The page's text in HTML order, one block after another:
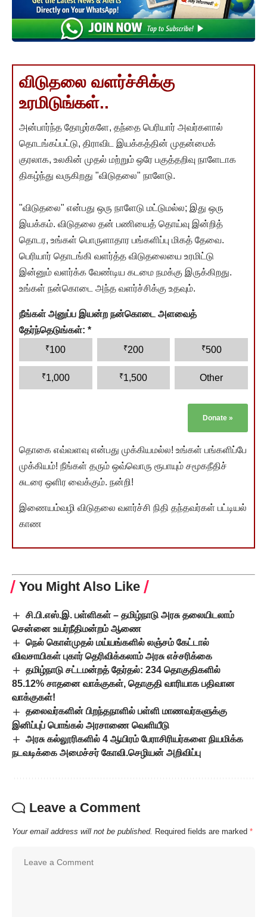
விடுதலை வளர்ச்சிக்கு
உரமிடுங்கள்..
அன்பார்ந்த தோழர்களே, தந்தை பெரியார் அவர்களால்
தொடங்கப்பட்டு, திராவிட இயக்கத்தின் முதன்மைக்
குரலாக, உலகின் முதல் மற்றும் ஒரே பகுத்தறிவு நாளேடாக
திகழ்ந்து வருகிறது "விடுதலை" நாளேடு.
"விடுதலை" என்பது ஒரு நாளேடு மட்டுமல்ல; இது ஒரு
இயக்கம். விடுதலை தன் பணியைத் தொய்வு இன்றித்
தொடர, உங்கள் பொருளாதார பங்களிப்பு மிகத் தேவை.
பெரியார் தொடங்கி வளர்த்த விடுதலையை உரமிட்டு
இன்னும் வளர்க்க வேண்டிய கடமை நமக்கு இருக்கிறது.
உங்கள் நன்கொடை அந்த வளர்ச்சிக்கு உதவும்.
நீங்கள் அனுப்ப இயன்ற நன்கொடை அளவைத்
தேர்ந்தெடுங்கள்: *
₹100 ₹200 ₹500
₹1,000 ₹1,500 Other
Donate »
தொகை எவ்வளவு என்பது முக்கியமல்ல! உங்கள் பங்களிப்பே
முக்கியம்! நீங்கள் தரும் ஒவ்வொரு ரூபாயும் சமூகநீதிச்
சுடரை ஒளிர வைக்கும். நன்றி!
இணையம்வழி விடுதலை வளர்ச்சி நிதி தந்தவர்கள் பட்டியல்
காண
You Might Also Like
சி.பி.எஸ்.இ. பள்ளிகள் – தமிழ்நாடு அரசு தலையிடலாம்
சென்னை உயர்நீதிமன்றம் ஆணை
நெல் கொள்முதல் மய்யங்களில் லஞ்சம் கேட்டால்
விவசாயிகள் புகார் தெரிவிக்கலாம் அரசு எச்சரிக்கை
தமிழ்நாடு சட்டமன்றத் தேர்தல்: 234 தொகுதிகளில்
85.12% சாதனை வாக்குகள், தொகுதி வாரியாக பதிவான
வாக்குகள்!
தலைவர்களின் பிறந்தநாளில் பள்ளி மாணவர்களுக்கு
இனிப்புப் பொங்கல் அரசாணை வெளியீடு
அரசு கல்லூரிகளில் 4 ஆயிரம் பேராசிரியர்களை நியமிக்க
நடவடிக்கை அமைச்சர் கோவி.செழியன் அறிவிப்பு
Leave a Comment
Your email address will not be published. Required fields are marked *